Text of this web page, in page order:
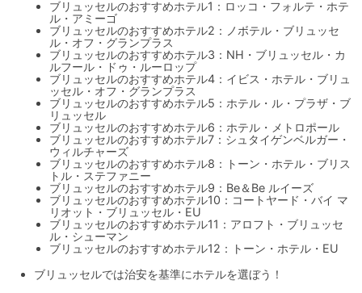
ブリュッセルのおすすめホテル1：ロッコ・フォルテ・ホテ
ル・アミーゴ
ブリュッセルのおすすめホテル2：ノボテル・ブリュッセ
ル・オフ・グランプラス
ブリュッセルのおすすめホテル3：NH・ブリュッセル・カ
ルフール・ドゥ・ルーロップ
ブリュッセルのおすすめホテル4：イビス・ホテル・ブリュ
ッセル・オフ・グランプラス
ブリュッセルのおすすめホテル5：ホテル・ル・プラザ・ブ
リュッセル
ブリュッセルのおすすめホテル6：ホテル・メトロポール
ブリュッセルのおすすめホテル7：シュタイゲンベルガー・
ウィルチャーズ
ブリュッセルのおすすめホテル8：トーン・ホテル・ブリス
トル・ステファニー
ブリュッセルのおすすめホテル9：Be＆Be ルイーズ
ブリュッセルのおすすめホテル10：コートヤード・バイ マ
リオット・ブリュッセル・EU
ブリュッセルのおすすめホテル11：アロフト・ブリュッセ
ル・シューマン
ブリュッセルのおすすめホテル12：トーン・ホテル・EU
ブリュッセルでは治安を基準にホテルを選ぼう！